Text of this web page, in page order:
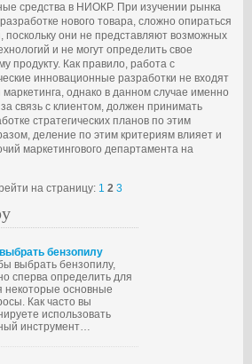
средства в НИОКР. При изучении рынка
нового товара, сложно опираться
они не представляют возможных
и не могут определить свое
продукту. Как правило, работа с
инновационные разработки не входят
однако в данном случае именно
связь с клиентом, должен принимать
стратегических планов по этим
деление по этим критериям влияет и
маркетингового департамента на
на страницу: 1 2 3
бензопилу
выбрать бензопилу,
сперва определить для
некоторые основные
Как часто вы
использовать
инструмент…